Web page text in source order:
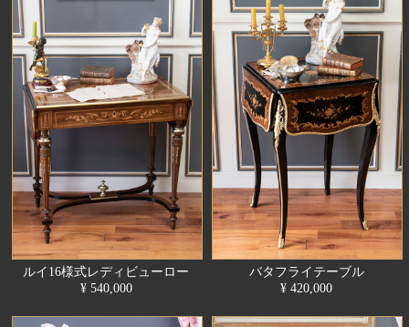
ルイ16様式レディビューロー
¥ 540,000
バタフライテーブル
¥ 420,000